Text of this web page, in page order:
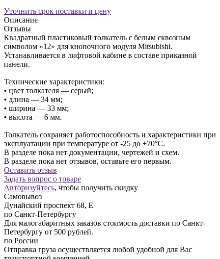
Уточнить срок поставки и цену
Описание
Отзывы
Квадратный пластиковый толкатель с белым сквозным
символом «12» для кнопочного модуля Mitsubishi.
Устанавливается в лифтовой кабине в составе приказной
панели.
Технические характеристики:
• цвет толкателя — серый;
• длина — 34 мм;
• ширина — 33 мм;
• высота — 6 мм.
Толкатель сохраняет работоспособность и характеристики при
эксплуатации при температуре от -25 до +70°С.
В разделе пока нет документации, чертежей и схем.
В разделе пока нет отзывов, оставьте его первым.
Оставить отзыв
Задать вопрос о товаре
Авторизуйтесь, чтобы получить скидку
Самовывоз
Дунайский проспект 68, Е
по Санкт-Петербургу
Для малогабаритных заказов стоимость доставки по Санкт-
Петербургу от 500 рублей.
по России
Отправка груза осуществляется любой удобной для Вас